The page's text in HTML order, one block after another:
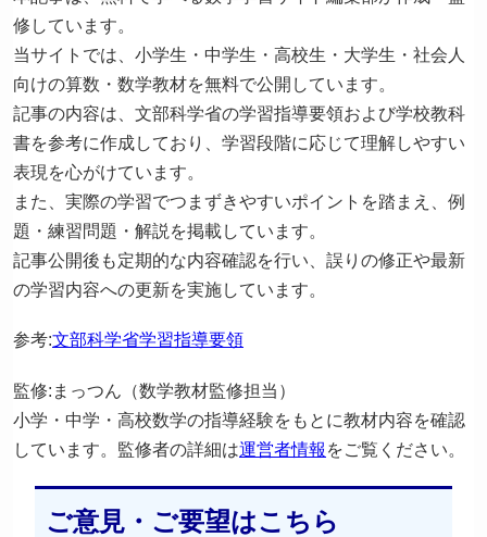
修しています。
当サイトでは、小学生・中学生・高校生・大学生・社会人
向けの算数・数学教材を無料で公開しています。
記事の内容は、文部科学省の学習指導要領および学校教科
書を参考に作成しており、学習段階に応じて理解しやすい
表現を心がけています。
また、実際の学習でつまずきやすいポイントを踏まえ、例
題・練習問題・解説を掲載しています。
記事公開後も定期的な内容確認を行い、誤りの修正や最新
の学習内容への更新を実施しています。
参考:文部科学省学習指導要領
監修:まっつん（数学教材監修担当）
小学・中学・高校数学の指導経験をもとに教材内容を確認
しています。監修者の詳細は運営者情報 をご覧ください。
ご意見・ご要望はこちら